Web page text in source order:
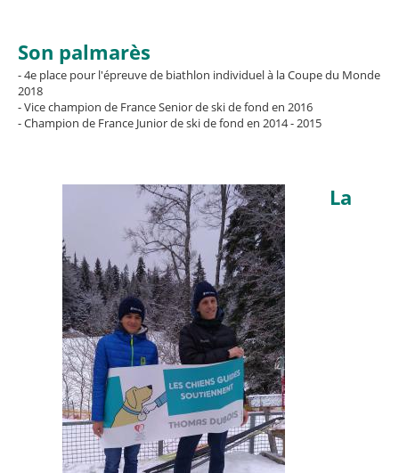
Son palmarès
- 4e place pour l'épreuve de biathlon individuel à la Coupe du Monde
2018
- Vice champion de France Senior de ski de fond en 2016
- Champion de France Junior de ski de fond en 2014 - 2015
La